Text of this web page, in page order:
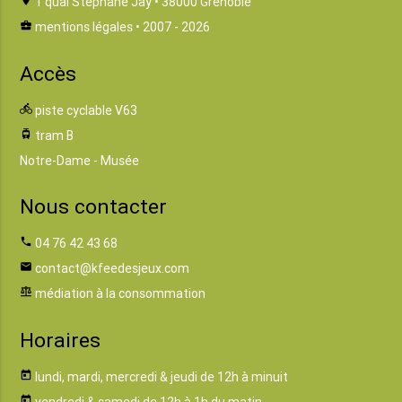
business_center mentions légales • 2007 - 2026
Accès
directions_bike piste cyclable V63
tram tram B
Notre-Dame - Musée
Nous contacter
phone 04 76 42 43 68
email contact@kfeedesjeux.com
balance médiation à la consommation
Horaires
today lundi, mardi, mercredi & jeudi de 12h à minuit